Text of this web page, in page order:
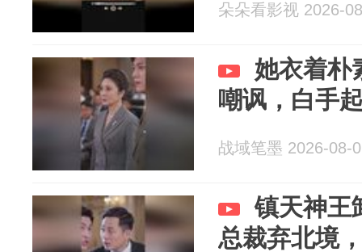
朵朵看影视 2026-
她衣着朴
嘲讽，白手
战域笔墨 2026-08-
镇天神王
总裁弃北境